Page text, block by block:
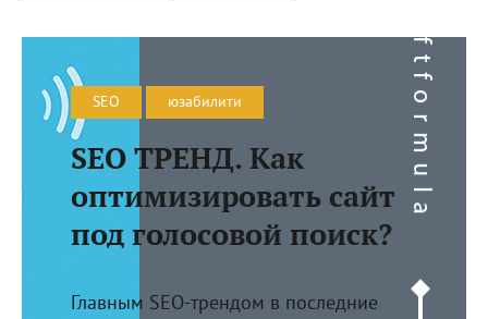
SEO юзабилити
SEO ТРЕНД. Как
оптимизировать сайт
под голосовой поиск?
Главным SEO-трендом в последние